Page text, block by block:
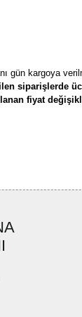
gün kargoya
siparişlerde
fiyat